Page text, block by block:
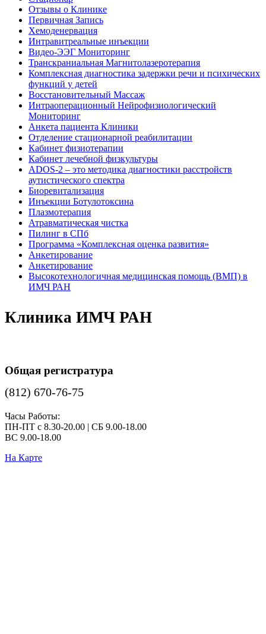
Отзывы о Клинике
Первичная Запись
Хемоденервация
Интравитреальные инъекции
Видео-ЭЭГ Мониторинг
Транскраниальная Магнитолазеротерапия
Комплексная диагностика задержки речи и психических
функций у детей
Восстановительный Массаж
Интраоперационный Нейрофизиологический
Мониторинг
Анкета пациента Клиники
Отделение стационарной реабилитации
Кабинет физиотерапии
Кабинет лечебной физкультуры
ADOS-2 – это методика диагностики расстройств
аутистического спектра
Биоревитализация
Инъекции Ботулотоксина
Плазмотерапия
Атравматическая чистка
Пилинг в СПб
Программа «Комплексная оценка развития»
Анкетирование
Анкетирование
Высокотехнологичная медицинская помощь (ВМП) в
ИМЧ РАН
Клиника ИМЧ РАН
Общая регистратура
(812) 670-76-75
Часы Работы:
ПН-ПТ с 8.30-20.00 | СБ 9.00-18.00
ВС 9.00-18.00
На Карте